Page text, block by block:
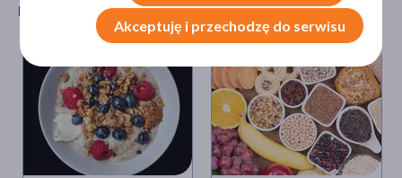
POLECANE ARTYKUŁY
Akceptuję i przechodzę do serwisu